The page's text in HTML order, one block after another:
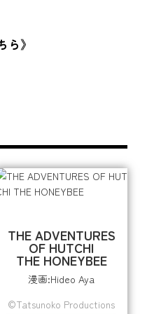
ら
THE ADVENTURES
OF HUTCHI
THE HONEYBEE
漫画:Hideo Aya
©Tatsunoko Productions